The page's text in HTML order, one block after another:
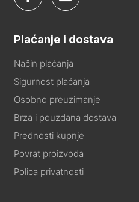
Plaćanje i dostava
Način plaćanja
Sigurnost plaćanja
Osobno preuzimanje
Brza i pouzdana dostava
Prednosti kupnje
Povrat proizvoda
Polica privatnosti